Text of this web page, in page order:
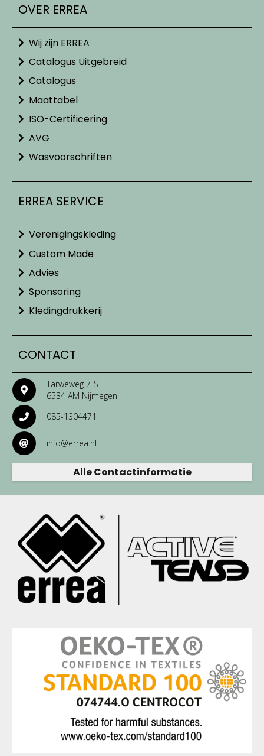
OVER ERREA
Wij zijn ERREA
Catalogus Uitgebreid
Catalogus
Maattabel
ISO-Certificering
AVG
Wasvoorschriften
ERREA SERVICE
Verenigingskleding
Custom Made
Advies
Sponsoring
Kledingdrukkerij
CONTACT
Tarweweg 7-S
6534 AM Nijmegen
085-1304471
info@errea.nl
Alle Contactinformatie